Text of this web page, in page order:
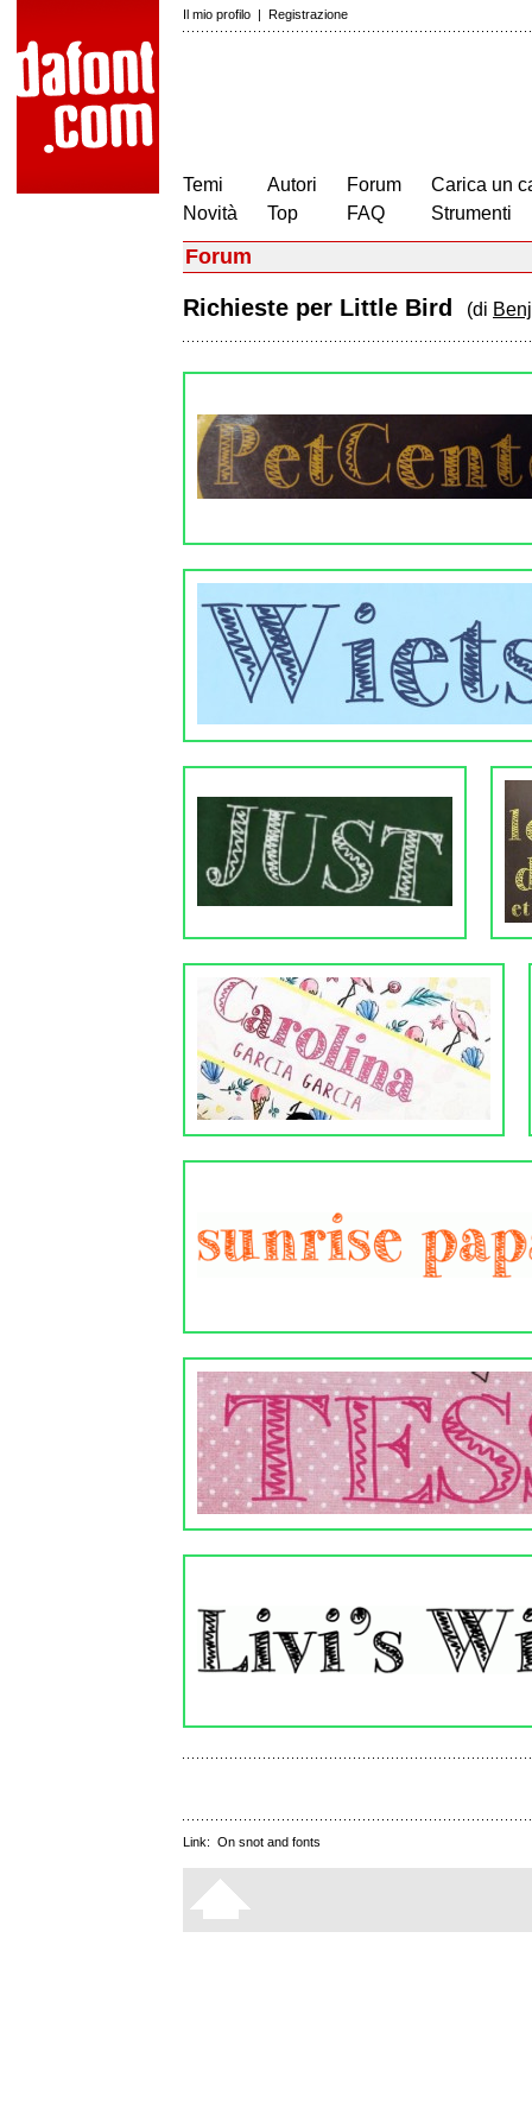
Il mio profilo | Registrazione
Temi
Novità
Autori
Top
Forum
FAQ
Carica un
Strumenti
Forum
Richieste per Little Bird (di
Link: On snot and fonts